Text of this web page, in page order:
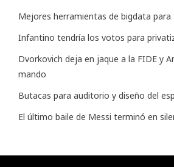
Mejores herramientas de bigdata
Infantino tendría los votos para
Dvorkovich deja en jaque a la FIDE y
mando
Butacas para auditorio y diseño del
El último baile de Messi terminó en